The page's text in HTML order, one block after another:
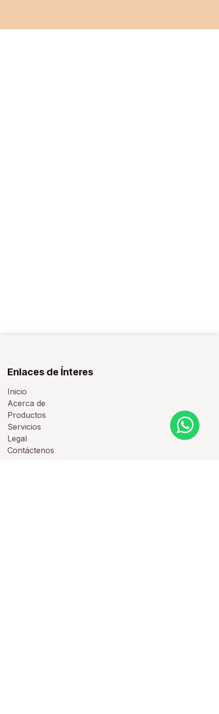
Enlaces de Ínteres
Inicio
Acerca de
Productos
Servicios
Legal
Contáctenos